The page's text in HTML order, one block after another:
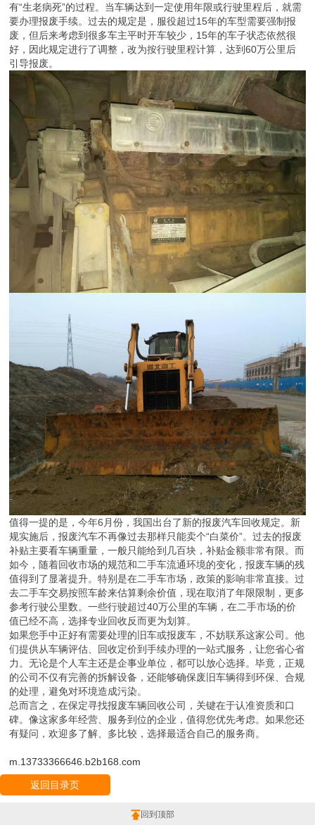
有“生老病死”的过程。当车辆达到一定使用年限或行驶里程后，就需
要办理报废手续。过去的规定是，服役超过15年的车型需要强制报
废，但后来考虑到很多车主平时开车较少，15年的车子状态依然很
好，因此规定进行了调整，改为按行驶里程计算，达到60万公里后
引导报废。
值得一提的是，今年6月份，我国出台了新的报废汽车回收规定。新
规实施后，报废汽车不再像过去那样只能卖个“白菜价”。过去的报废
补贴主要看车辆重量，一般只能给到几百块，补贴金额非常有限。而
如今，随着回收市场的规范和二手车流通环境的变化，报废车辆的残
值得到了显著提升。特别是在二手车市场，政策的影响非常直接。过
去二手车交易按照车龄来估算剩余价值，现在取消了年限限制，更多
参考行驶公里数。一些行驶超过40万公里的车辆，在二手市场的价
值已经不高，选择专业回收反而更为划算。
如果您手中正好有需要处理的旧车或报废车，不妨联系这家公司。他
们提供从车辆评估、回收定价到手续办理的一站式服务，让您省心省
力。无论是个人车主还是企事业单位，都可以放心选择。毕竟，正规
的公司不仅有完善的拆解设备，还能够确保废旧车辆得到环保、合规
的处理，避免对环境造成污染。
总而言之，在保定寻找报废车辆回收公司，关键在于认准资质和口
碑。像这家多年经营、服务到位的企业，值得您优先考虑。如果您还
有疑问，欢迎多了解、多比较，选择最适合自己的服务商。
m.13733366646.b2b168.com
返回目录页
回到顶部